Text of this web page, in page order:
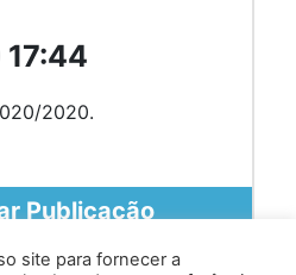
020/2020.
Publicação
site para fornecer a